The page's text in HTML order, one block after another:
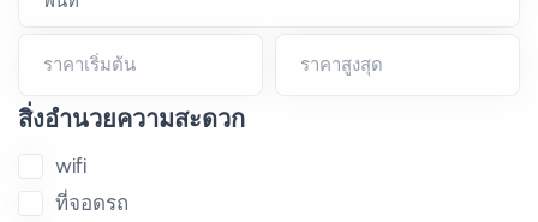
ราคาเริ่มต้น ราคาสูงสุด
สิ่งอำนวยความสะดวก
wifi
ที่จอดรถ